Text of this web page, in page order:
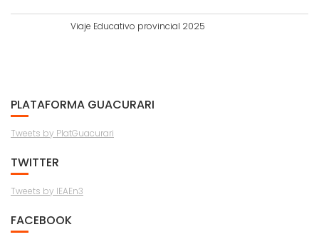
Viaje Educativo provincial 2025
PLATAFORMA GUACURARI
Tweets by PlatGuacurari
TWITTER
Tweets by IEAEn3
FACEBOOK